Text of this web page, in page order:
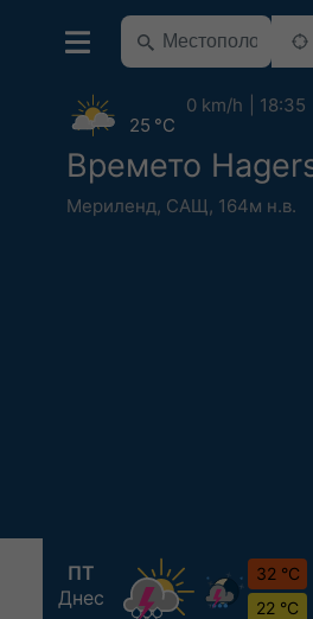
Времето
Мериленд, САЩ, 164м н.в.
25 °C
0 km/h 18:35
ПТ
Днес
32 °C
22 °C